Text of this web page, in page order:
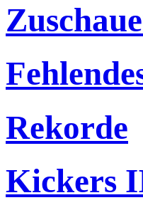
Rekorde
Kickers